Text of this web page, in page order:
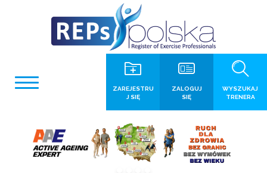
WYSZUKAJ
TRENERA
ZALOGUJ
SIĘ
ZAREJESTRU
J SIĘ